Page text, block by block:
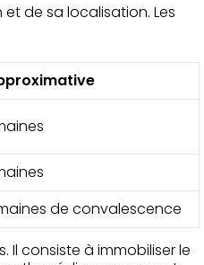
de sa localisation. Les
de convalescence
consiste à immobiliser le